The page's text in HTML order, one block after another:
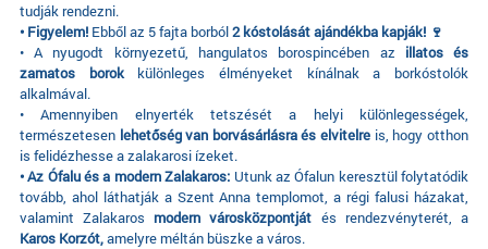
tudják rendezni.
• Figyelem!Ebből az 5 fajta borból2 kóstolását ajándékba kapják! 🍷
• A nyugodt környezetű, hangulatos borospincében az illatos és
zamatos borokkülönleges élményeket kínálnak a borkóstolók
alkalmával.
• Amennyiben elnyerték tetszését a helyi különlegességek,
természetesen lehetőség van borvásárlásra és elvitelre is, hogy otthon
is felidézhesse a zalakarosi ízeket.
• Az Ófalu és a modern Zalakaros: Utunk az Ófalun keresztül folytatódik
tovább, ahol láthatják a Szent Anna templomot, a régi falusi házakat,
valamint Zalakaros modern városközpontját és rendezvényterét, a
Karos Korzót,amelyre méltán büszke a város.